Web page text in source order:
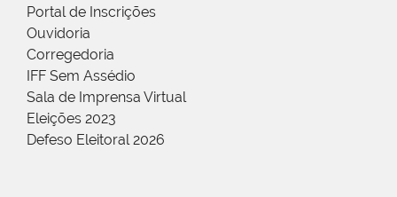
Portal de Inscrições
Ouvidoria
Corregedoria
IFF Sem Assédio
Sala de Imprensa Virtual
Eleições 2023
Defeso Eleitoral 2026